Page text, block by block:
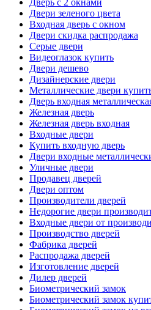
Двери зеленого цвета
Входная дверь с окном
Двери скидка распродажа
Серые двери
Видеоглазок купить
Двери дешево
Дизайнерские двери
Металлические двери
Дверь входная
Железная дверь
Железная дверь входная
Входные двери
Купить входную дверь
Двери входные
Уличные двери
Продавец дверей
Двери оптом
Производители дверей
Недорогие двери
Входные двери от
Производство дверей
Фабрика дверей
Распродажа дверей
Изготовление дверей
Дилер дверей
Биометрический замок
Биометрический замок